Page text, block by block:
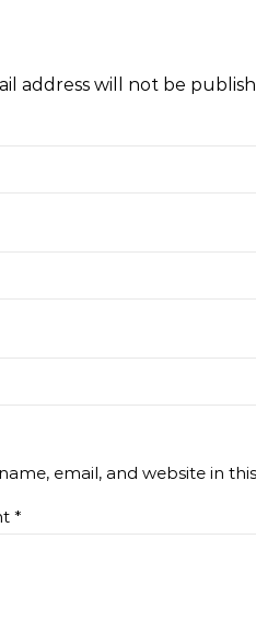
address will not be
email, and website in
*